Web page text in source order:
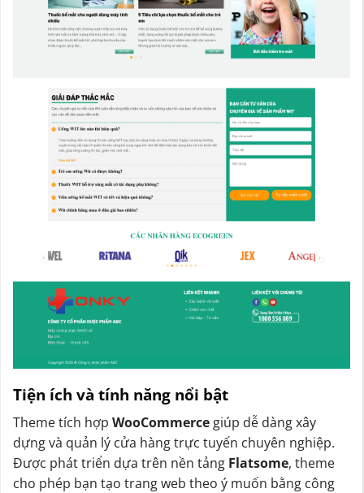
Tiện ích và tính năng nổi bật
Theme tích hợp WooCommerce giúp dễ dàng xây
dựng và quản lý cửa hàng trực tuyến chuyên nghiệp.
Được phát triển dựa trên nền tảng Flatsome, theme
cho phép bạn tạo trang web theo ý muốn bằng công